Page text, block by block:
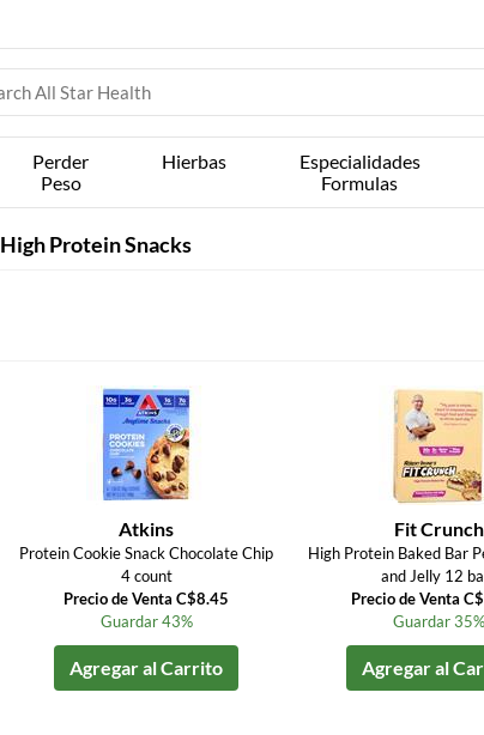
Perder
Peso
Hierbas
Especialidades
Formulas
High Protein Snacks
Atkins
Protein Cookie Snack Chocolate Chip
4 count
Precio de Venta C$8.45
Guardar 43%
Agregar al Carrito
Fit Crunch
High Protein Baked Bar
and Jelly 12
Precio de Venta
Guardar 35%
Agregar al